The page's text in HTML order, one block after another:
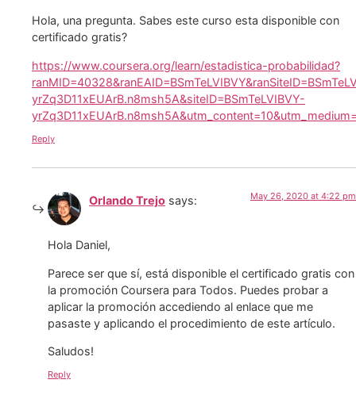
Hola, una pregunta. Sabes este curso esta disponible con
certificado gratis?
https://www.coursera.org/learn/estadistica-probabilidad?
yrZq3D11xEUArB.n8msh5A&siteID=BSmTeLVIBVY-
Reply
Orlando Trejo says: May 26, 2020 at 4:22 pm
Hola Daniel,
Parece ser que sí, está disponible el certificado gratis con
la promoción Coursera para Todos. Puedes probar a
aplicar la promoción accediendo al enlace que me
pasaste y aplicando el procedimiento de este artículo.
Saludos!
Reply